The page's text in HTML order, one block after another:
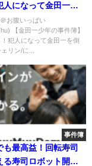
人になって金田一を
【シェリン/にじさん
お腹いっぱい
【金田一少年の事件簿】
犯人になって金田一を倒
リン/に...
事件簿
も最高益！回転寿司
る寿司ロボット開発